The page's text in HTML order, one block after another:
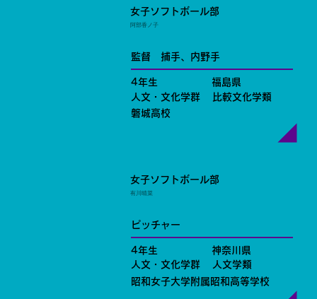
女子ソフトボール部
阿部香ノ子
監督 捕手、内野手
4年生
福島県
人文・文化学群
比較文化学類
磐城高校
女子ソフトボール部
有川晴菜
ピッチャー
4年生
神奈川県
人文・文化学群
人文学類
昭和女子大学附属昭和高等学校